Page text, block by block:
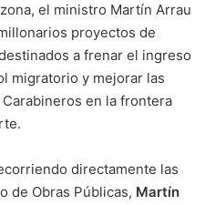
el ministro Martín Arrau
proyectos de
a frenar el ingreso
migratorio y mejorar las
en la frontera
directamente las
de Obras Públicas, Martín